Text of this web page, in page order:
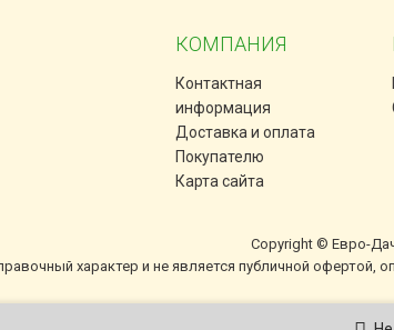
КОМПАНИЯ
Контактная
информация
Доставка и оплата
Покупателю
Карта сайта
Copyright © Евро-
характер и не является публичной